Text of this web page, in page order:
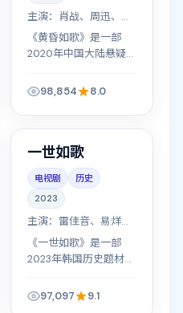
主演：
肖战、周迅、吴
磊、张译
《黄昏如歌》是一部
2020年中国大陆悬疑
执导，肖战、周迅、吴
儿女情长交织，权谋与
真心同样惊心动魄，以
人物成长与情感纠葛为
主线推进叙事。支...
98,854 8.0
韩国 完结
一世如歌
电视剧
历史
2023
主演： 雷佳音、易烊千
玺、金惠秀、朴宝剑
《一世如歌》是一部
2023年韩国历史题材电
雷佳音、易烊千玺、金
97,097 9.1